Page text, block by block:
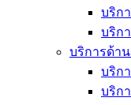
บริก
บริก
บริการด้า
บริก
บริก